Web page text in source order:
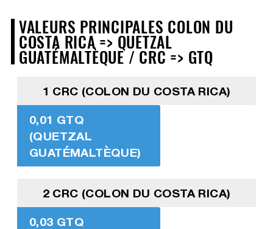
VALEURS PRINCIPALES COLON DU
COSTA RICA => QUETZAL
GUATÉMALTÈQUE / CRC => GTQ
1 CRC (COLON DU COSTA RICA)
0,01 GTQ
(QUETZAL
GUATÉMALTÈQUE)
2 CRC (COLON DU COSTA RICA)
0,03 GTQ